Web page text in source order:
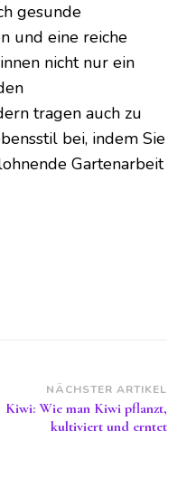
gesunde
und eine reiche
nicht nur ein
tragen auch zu
bei, indem Sie
Gartenarbeit
NÄCHSTER ARTIKEL
Kiwi: Wie man Kiwi pflanzt,
kultiviert und erntet